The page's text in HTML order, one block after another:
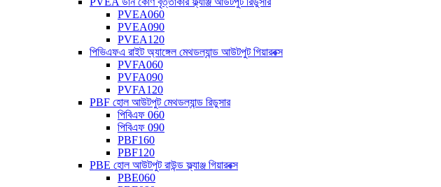
PVEA060
PVEA090
PVEA120
পিভিএফএ রাইট অ্যাঙ্গেল মেথডল্যান্ড আউটপুট গিয়ারবক্স
PVFA060
PVFA090
PVFA120
PBF হোল আউটপুট মেথডল্যান্ড রিডুসার
পিবিএফ 060
পিবিএফ 090
PBF160
PBF120
PBE হোল আউটপুট রাউন্ড ফ্ল্যাঞ্জ গিয়ারবক্স
PBE060